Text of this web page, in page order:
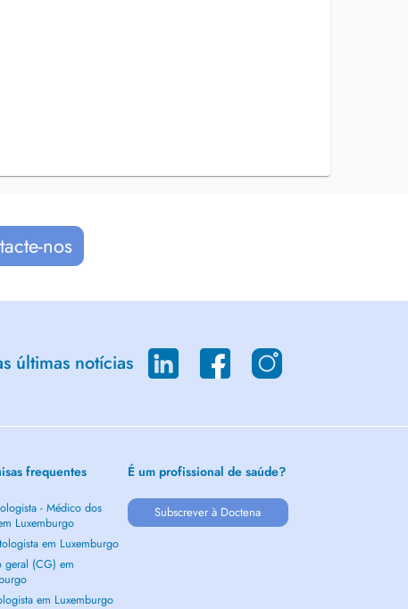
nos
últimas notícias
frequentes
- Médico dos
Luxemburgo
em Luxemburgo
geral (CG) em
em Luxemburgo
É um profissional de saúde?
Subscrever à Doctena